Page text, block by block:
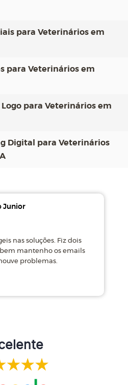
para Veterinários em
para Veterinários em
para Veterinários em
Digital para Veterinários
Junior
nas soluções. Fiz dois
mantenho os emails
problemas.